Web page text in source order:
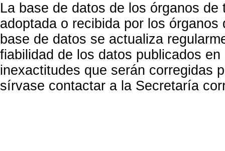
La base de datos de los órganos
adoptada o recibida por los
base de datos se actualiza
fiabilidad de los datos publicados
inexactitudes que serán corregidas
sírvase contactar a la Secretaría